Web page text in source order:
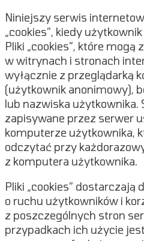
Niniejszy serwis
„cookies”, kiedy
Pliki „cookies”, które mogą
w witrynach i stronach
wyłącznie z przeglądarką
(użytkownik anonimowy),
lub nazwiska użytkownika.
zapisywane przez serwer
komputerze użytkownika,
odczytać przy
z komputera użytkownika.
Pliki „cookies”
o ruchu użytkowników i
z poszczególnych stron
przypadkach ich użycie